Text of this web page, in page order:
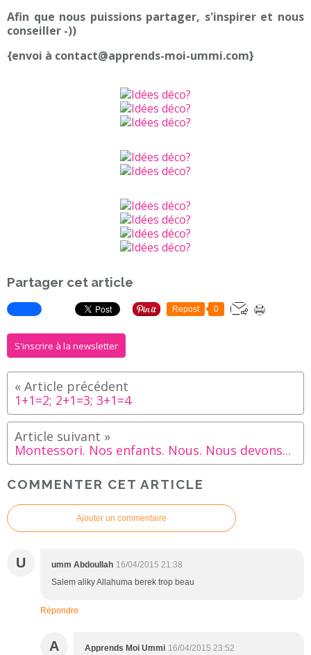
Afin que nous puissions partager, s'inspirer et nous
conseiller -))
{envoi à contact@apprends-moi-ummi.com}
Partager cet article
Repost 0
S'inscrire à la newsletter
1+1=2; 2+1=3; 3+1=4
Montessori. Nos enfants. Nous. Nous devons...
COMMENTER CET ARTICLE
Ajouter un commentaire
U umm Abdoullah 16/04/2015 21:38
Salem aliky Allahuma berek trop beau
Répondre
A Apprends Moi Ummi 16/04/2015 23:52